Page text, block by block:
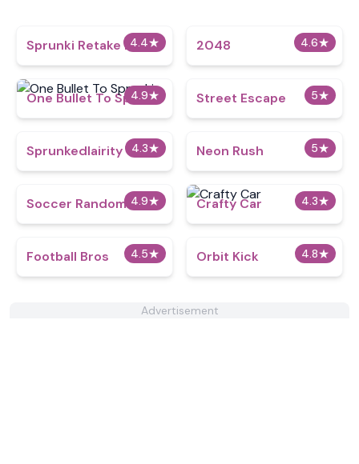
4.4★
Sprunki Retake Max 4.6★
2048
4.9★
One Bullet To Sprunki 5★
Street Escape
4.3★
Sprunkedlairity 5★
Neon Rush
4.9★
Soccer Random 4.3★
Crafty Car
4.5★
Football Bros 4.8★
Orbit Kick
Advertisement